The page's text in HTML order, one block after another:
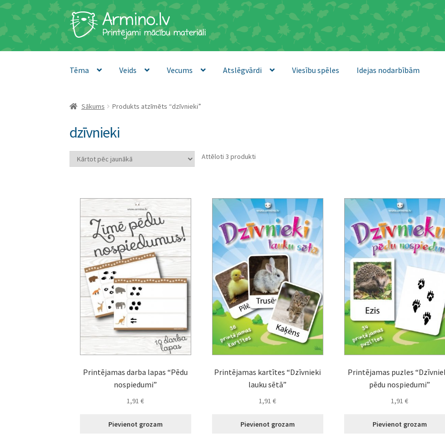
Skip
to
navigation
Skip
to
content
Tēma Veids Vecums Atslēgvārdi Viesību spēles Idejas nodarbībām
Sākums Produkts atzīmēts “dzīvnieki”
dzīvnieki
Attēloti 3 produkti
Printējamas darba lapas “Pēdu
nospiedumi”
1,91€
Pievienot grozam
Printējamas kartītes “Dzīvnieki
lauku sētā”
1,91€
Pievienot grozam
Printējamas puzles
pēdu nospiedumi”
1,91€
Pievienot grozam